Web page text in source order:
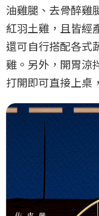
油雞腿、去骨醉雞
紅羽土雞，且皆經
還可自行搭配各式
雞。另外，開胃涼
打開即可直接上桌